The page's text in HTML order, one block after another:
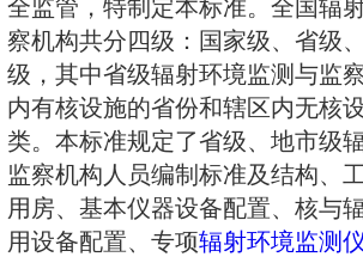
为指导和规范全国各
能力建设，建立先进
完备的辐射环境执法
全监管，特制定本标
察机构共分四级：国